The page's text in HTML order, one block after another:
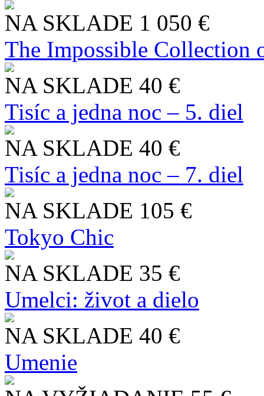
NA SKLADE 1 050 €
The Impossible Collection
NA SKLADE 40 €
Tisíc a jedna noc – 5. diel
NA SKLADE 40 €
Tisíc a jedna noc – 7. diel
NA SKLADE 105 €
Tokyo Chic
NA SKLADE 35 €
Umelci: život a dielo
NA SKLADE 40 €
Umenie